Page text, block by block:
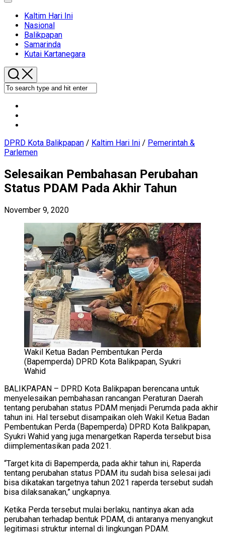
Expand
Current
Page
Parent
Kaltim Hari Ini
Nasional
Balikpapan
Samarinda
Kutai Kartanegara
DPRD Kota Balikpapan / Kaltim Hari Ini / Pemerintah &
Parlemen
Selesaikan Pembahasan Perubahan
Status PDAM Pada Akhir Tahun
November 9, 2020
Wakil Ketua Badan Pembentukan Perda
(Bapemperda) DPRD Kota Balikpapan, Syukri
Wahid
BALIKPAPAN – DPRD Kota Balikpapan berencana untuk
menyelesaikan pembahasan rancangan Peraturan Daerah
tentang perubahan status PDAM menjadi Perumda pada akhir
tahun ini. Hal tersebut disampaikan oleh Wakil Ketua Badan
Pembentukan Perda (Bapemperda) DPRD Kota Balikpapan,
Syukri Wahid yang juga menargetkan Raperda tersebut bisa
diimplementasikan pada 2021.
“Target kita di Bapemperda, pada akhir tahun ini, Raperda
tentang perubahan status PDAM itu sudah bisa selesai jadi
bisa dikatakan targetnya tahun 2021 raperda tersebut sudah
bisa dilaksanakan,” ungkapnya.
Ketika Perda tersebut mulai berlaku, nantinya akan ada
perubahan terhadap bentuk PDAM, di antaranya menyangkut
legitimasi struktur internal di lingkungan PDAM.